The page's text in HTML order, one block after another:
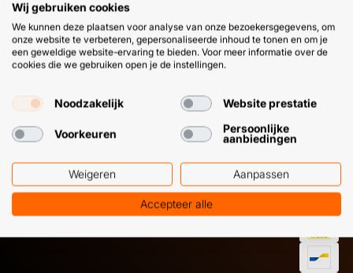
Klantenservice
+31 (0) 85 303
WhatsApp
+31 (0) 6 11
EN SNEL
Wij gebruiken cookies
We kunnen deze plaatsen voor analyse van onze bezoekersgegevens, om
onze website te verbeteren, gepersonaliseerde inhoud te tonen en om je
een geweldige website-ervaring te bieden. Voor meer informatie over de
cookies die we gebruiken open je de instellingen.
Noodzakelijk Website prestatie
Voorkeuren
Persoonlijke
aanbiedingen
Weigeren Aanpassen
Accepteer alle